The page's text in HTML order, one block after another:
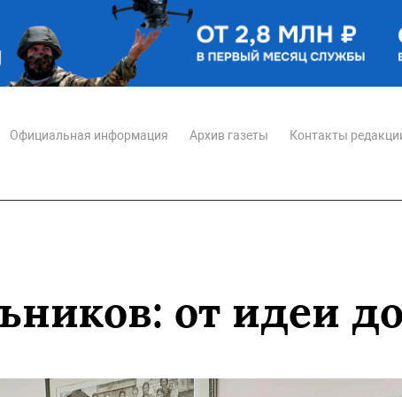
Официальная информация Архив газеты Контакты
от идеи